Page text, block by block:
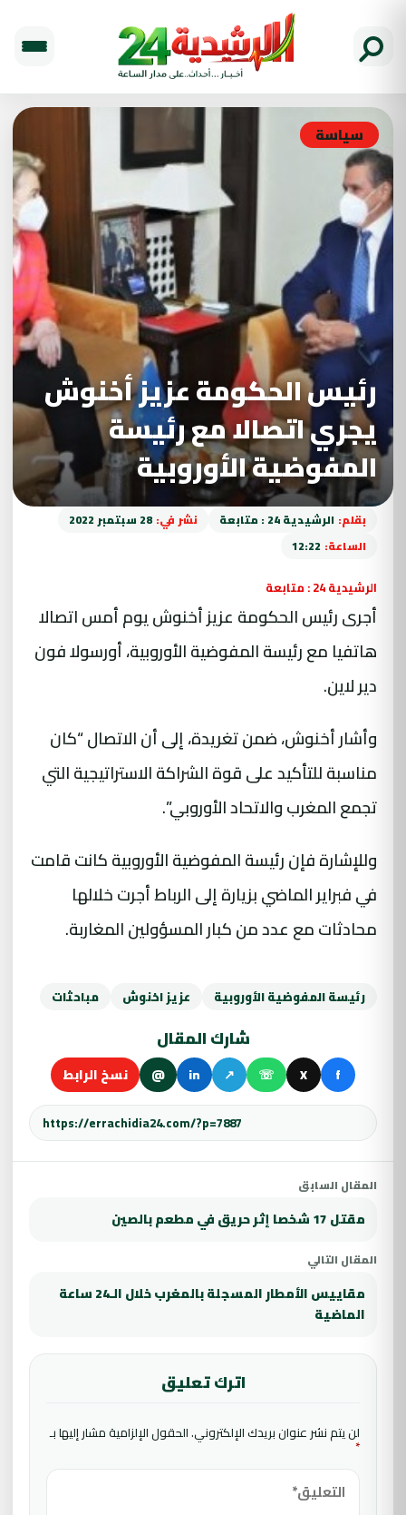
سياسة
رئيس الحكومة عزيز أخنوش
يجري اتصالا مع رئيسة
المفوضية الأوروبية
بقلم: الرشيدية 24 : متابعة نشر في: 28 سبتمبر 2022
الساعة: 12:22
الرشيدية 24 : متابعة
أجرى رئيس الحكومة عزيز أخنوش يوم أمس اتصالا
هاتفيا مع رئيسة المفوضية الأوروبية، أورسولا فون
دير لاين.
وأشار أخنوش، ضمن تغريدة، إلى أن الاتصال “كان
مناسبة للتأكيد على قوة الشراكة الاستراتيجية التي
تجمع المغرب والاتحاد الأوروبي”.
وللإشارة فإن رئيسة المفوضية الأوروبية كانت قامت
في فبراير الماضي بزيارة إلى الرباط أجرت خلالها
محادثات مع عدد من كبار المسؤولين المغاربة.
رئيسة المفوضية الأوروبية عزيز اخنوش مباحثات
شارك المقال
f
X
☏
↗
in
@ نسخ الرابط
المقال السابق
مقتل 17 شخصا إثر حريق في مطعم بالصين
المقال التالي
مقاييس الأمطار المسجلة بالمغرب خلال الـ24 ساعة
الماضية
اترك تعليق
لن يتم نشر عنوان بريدك الإلكتروني.الحقول الإلزامية مشار إليها بـ
*